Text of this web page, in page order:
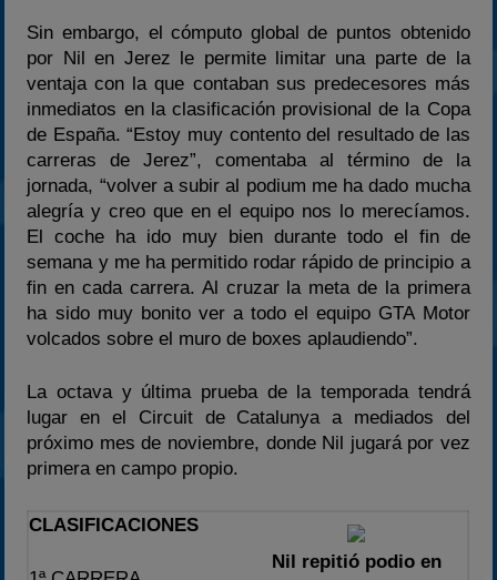
Sin embargo, el cómputo global de puntos obtenido
por Nil en Jerez le permite limitar una parte de la
ventaja con la que contaban sus predecesores más
inmediatos en la clasificación provisional de la Copa
de España. “Estoy muy contento del resultado de las
carreras de Jerez”, comentaba al término de la
jornada, “volver a subir al podium me ha dado mucha
alegría y creo que en el equipo nos lo merecíamos.
El coche ha ido muy bien durante todo el fin de
semana y me ha permitido rodar rápido de principio a
fin en cada carrera. Al cruzar la meta de la primera
ha sido muy bonito ver a todo el equipo GTA Motor
volcados sobre el muro de boxes aplaudiendo”.
La octava y última prueba de la temporada tendrá
lugar en el Circuit de Catalunya a mediados del
próximo mes de noviembre, donde Nil jugará por vez
primera en campo propio.
CLASIFICACIONES
Nil repitió podio en